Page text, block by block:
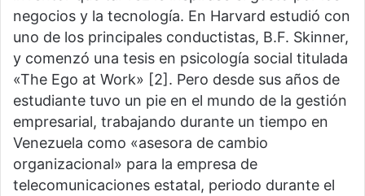
negocios y la tecnología. En Harvard estudió con
uno de los principales conductistas, B.F. Skinner,
y comenzó una tesis en psicología social titulada
«The Ego at Work» [2]. Pero desde sus años de
estudiante tuvo un pie en el mundo de la gestión
empresarial, trabajando durante un tiempo en
Venezuela como «asesora de cambio
organizacional» para la empresa de
telecomunicaciones estatal, periodo durante el